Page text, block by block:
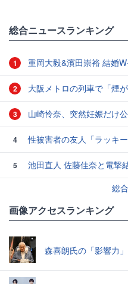
総合ニュースランキング
1 重岡大毅&濱田崇裕 結婚
2 大阪メトロの列車で「煙が
3 山崎怜奈、突然妊娠だけ
4 性被害者の友人「ラッキー
5
池田直人 佐藤佳奈と電撃
総
画像アクセスランキング
森喜朗氏の「影響力